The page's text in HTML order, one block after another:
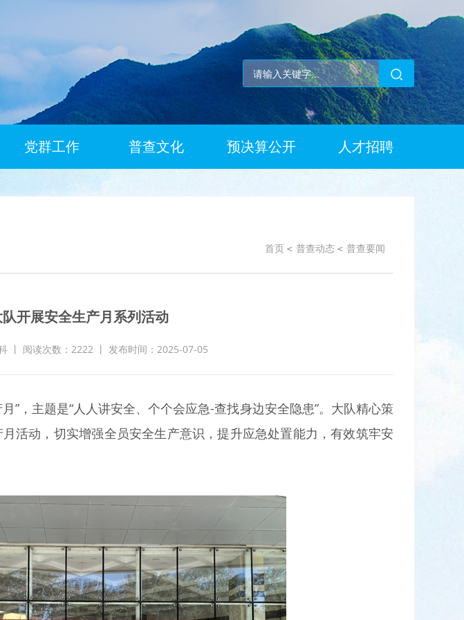
党群工作 普查文化 预决算公开 人才招聘
首页 普查动态 普查要闻
队开展安全生产月系列活动
丨 阅读次数：2222 丨 发布时间：2025-07-05
”，主题是“人人讲安全、个个会应急-查找身边安全隐患”。大队精心策
活动，切实增强全员安全生产意识，提升应急处置能力，有效筑牢安